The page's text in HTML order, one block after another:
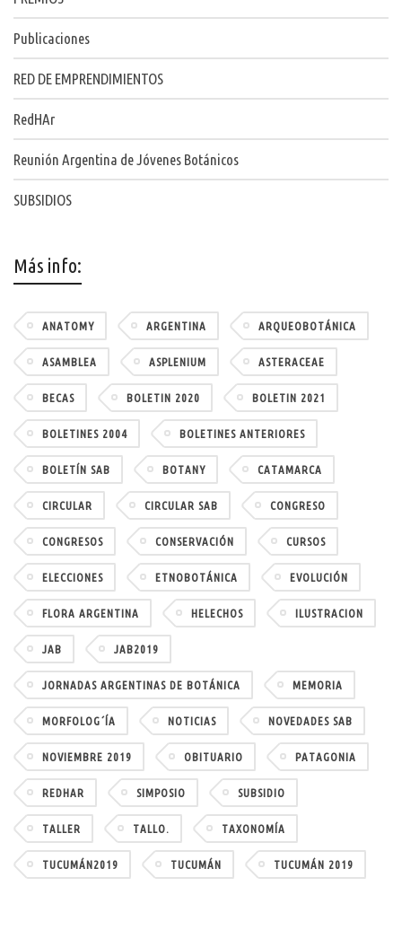
Publicaciones
RED DE EMPRENDIMIENTOS
RedHAr
Reunión Argentina de Jóvenes Botánicos
SUBSIDIOS
Más info:
ANATOMY ARGENTINA ARQUEOBOTÁNICA
ASAMBLEA ASPLENIUM ASTERACEAE
BECAS BOLETIN 2020 BOLETIN 2021
BOLETINES 2004 BOLETINES ANTERIORES
BOLETÍN SAB BOTANY CATAMARCA
CIRCULAR CIRCULAR SAB CONGRESO
CONGRESOS CONSERVACIÓN CURSOS
ELECCIONES ETNOBOTÁNICA EVOLUCIÓN
FLORA ARGENTINA HELECHOS ILUSTRACION
JAB JAB2019
JORNADAS ARGENTINAS DE BOTÁNICA MEMORIA
MORFOLOG´ÍA NOTICIAS NOVEDADES SAB
NOVIEMBRE 2019 OBITUARIO PATAGONIA
REDHAR SIMPOSIO SUBSIDIO
TALLER TALLO. TAXONOMÍA
TUCUMÁN2019 TUCUMÁN TUCUMÁN 2019